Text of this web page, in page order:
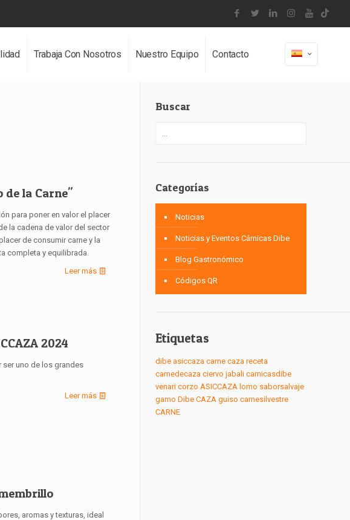
Trabaja Con Nosotros Nuestro Equipo Contacto
de la Carne"
para poner en valor el placer
la cadena de valor del sector
de consumir carne y la
completa y equilibrada.
Leer más
2024
ser uno de los grandes
Leer más
aromas y texturas, ideal
Buscar
Categorías
Noticias
Noticias y Eventos Cárnicas Dibe
Blog Gastronómico
Códigos QR
Etiquetas
dibe asiccaza carne caza receta
carnedecaza ciervo jabali carnicasdibe
venari corzo ASICCAZA lomo saborsalvaje
gamo Dibe CAZA guiso carnesilvestre
CARNE